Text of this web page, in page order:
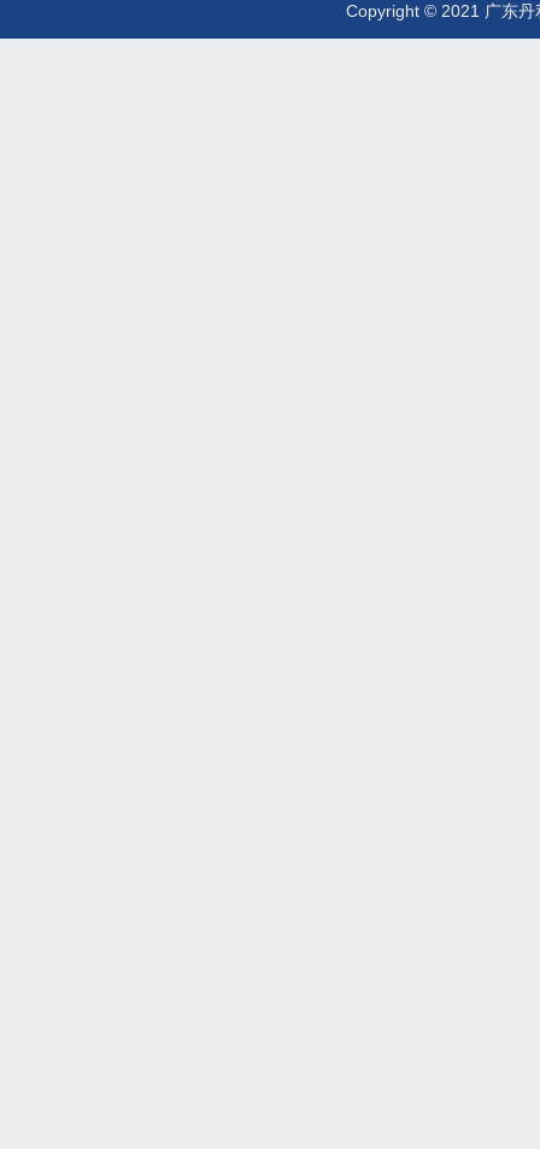
Copyright © 2021 广东